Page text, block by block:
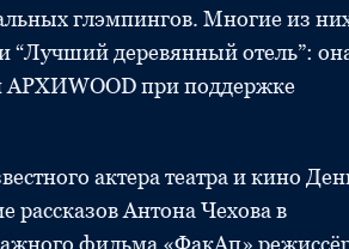
глэмпингов. Многие из
“Лучший деревянный отель”:
АРХИWOOD при поддержке
актера театра и кино
Антона Чехова в
фильма «ФакАп»